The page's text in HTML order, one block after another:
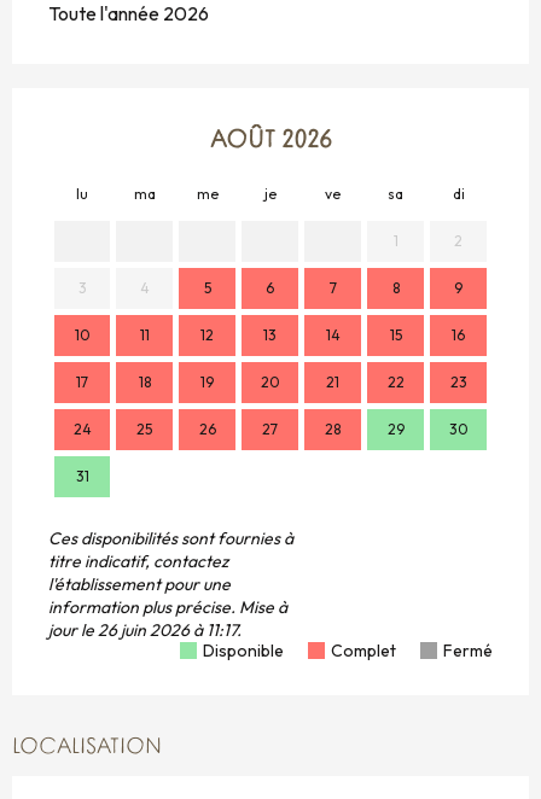
Toute l'année 2026
AOÛT 2026
lu ma me je ve sa di
1 2
3 4 5 6 7 8 9
10 11 12 13 14 15 16
17 18 19 20 21 22 23
24 25 26 27 28 29 30
31
Ces disponibilités sont fournies à
titre indicatif, contactez
l'établissement pour une
information plus précise. Mise à
jour le26 juin 2026 à 11:17.
Disponible
Complet Fermé
LOCALISATION